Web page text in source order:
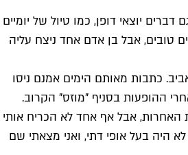
יוצאי דופן, כמו טיול של יומיים
טובים, אבל בן אדם אחד ניצח עליה
כתבות מאותם הימים אמנם ניסו
ההופעות בסניף "מוזס" הקרוב.
האחרות, אבל אף אחד לא הכריח אותי
היה בעל אופי דתי, ואני מצאתי שם